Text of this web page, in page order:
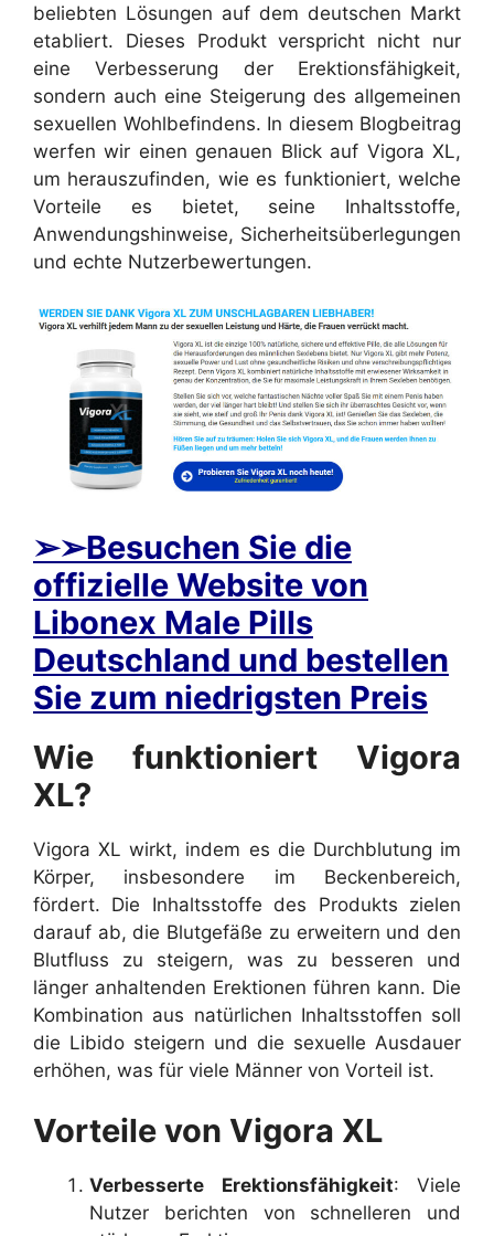
beliebten Lösungen auf dem deutschen Markt
etabliert. Dieses Produkt verspricht nicht nur
eine Verbesserung der Erektionsfähigkeit,
sondern auch eine Steigerung des allgemeinen
sexuellen Wohlbefindens. In diesem Blogbeitrag
werfen wir einen genauen Blick auf Vigora XL,
um herauszufinden, wie es funktioniert, welche
Vorteile es bietet, seine Inhaltsstoffe,
Anwendungshinweise, Sicherheitsüberlegungen
und echte Nutzerbewertungen.
➢➢Besuchen Sie die
offizielle Website von
Libonex Male Pills
Deutschland und bestellen
Sie zum niedrigsten Preis
Wie funktioniert Vigora
XL?
Vigora XL wirkt, indem es die Durchblutung im
Körper, insbesondere im Beckenbereich,
fördert. Die Inhaltsstoffe des Produkts zielen
darauf ab, die Blutgefäße zu erweitern und den
Blutfluss zu steigern, was zu besseren und
länger anhaltenden Erektionen führen kann. Die
Kombination aus natürlichen Inhaltsstoffen soll
die Libido steigern und die sexuelle Ausdauer
erhöhen, was für viele Männer von Vorteil ist.
Vorteile von Vigora XL
Verbesserte Erektionsfähigkeit: Viele
Nutzer berichten von schnelleren und